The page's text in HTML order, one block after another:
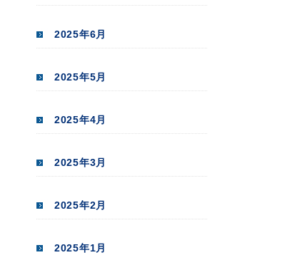
2025年6月
2025年5月
2025年4月
2025年3月
2025年2月
2025年1月